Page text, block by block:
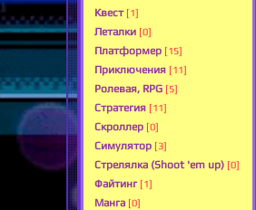
Квест [1]
Леталки [0]
Платформер [15]
Приключения [11]
Ролевая, RPG [5]
Стратегия [11]
Скроллер [0]
Симулятор [3]
Стрелялка (Shoot 'em up) [0]
Файтинг [1]
Манга [0]